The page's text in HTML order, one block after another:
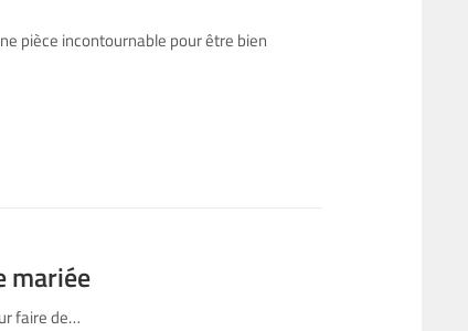
pièce incontournable pour être bien
mariée
faire de…